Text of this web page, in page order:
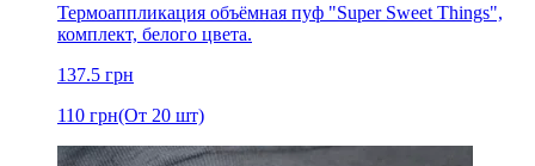
Термоаппликация объёмная пуф "Super Sweet Things",
комплект, белого цвета.
137.5 грн
110 грн(От 20 шт)